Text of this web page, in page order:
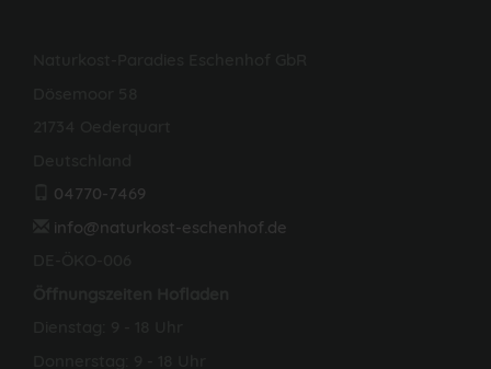
04770-7469
info@naturkost-eschenhof.de